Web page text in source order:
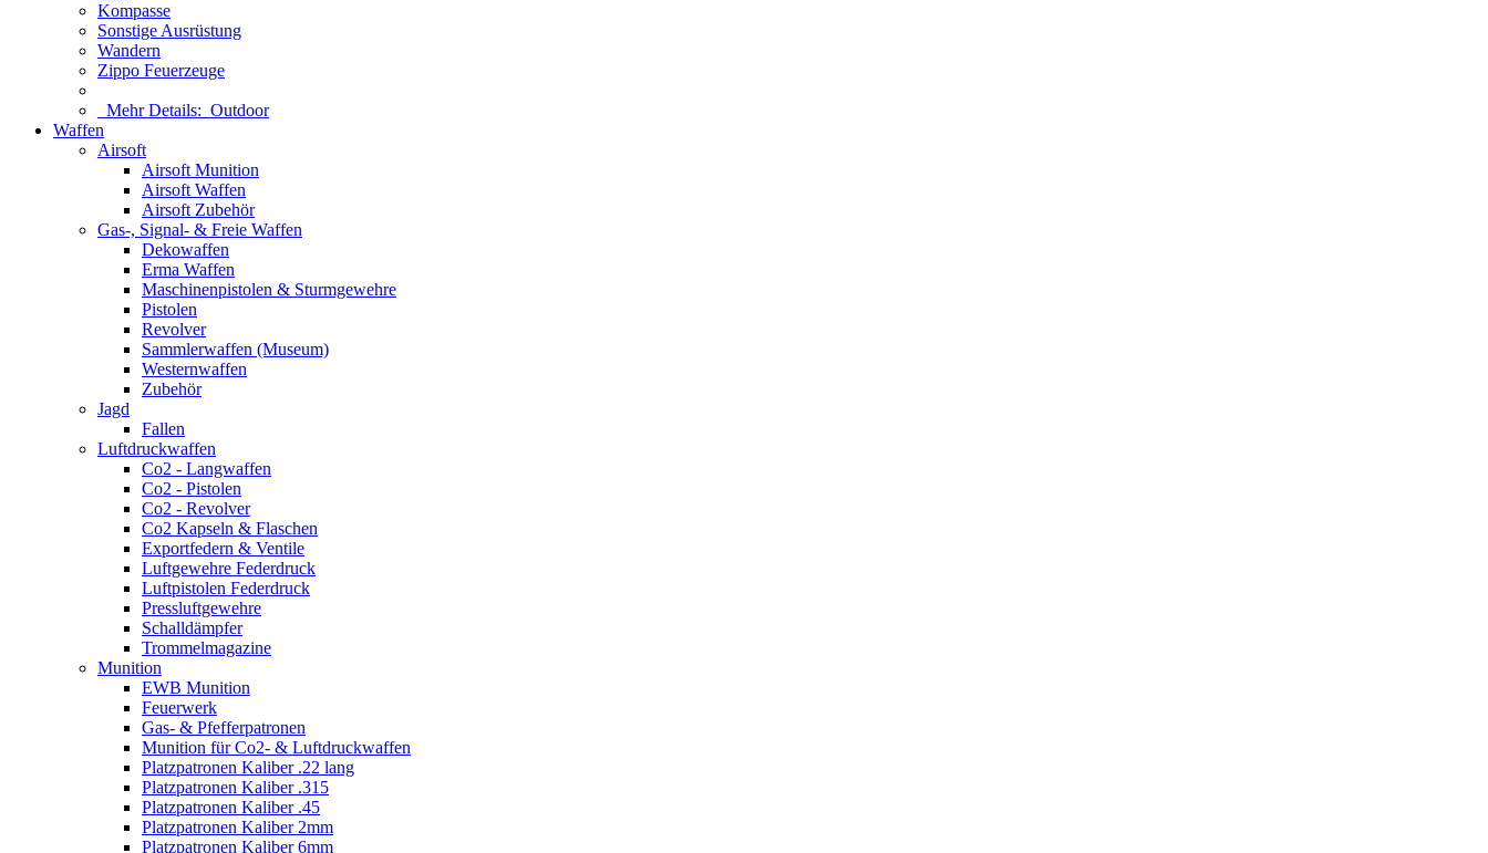
Kompasse
Sonstige Ausrüstung
Wandern
Zippo Feuerzeuge
Mehr Details: Outdoor
Waffen
Airsoft
Airsoft Munition
Airsoft Waffen
Airsoft Zubehör
Gas-, Signal- & Freie Waffen
Dekowaffen
Erma Waffen
Maschinenpistolen & Sturmgewehre
Pistolen
Revolver
Sammlerwaffen (Museum)
Westernwaffen
Zubehör
Jagd
Fallen
Luftdruckwaffen
Co2 - Langwaffen
Co2 - Pistolen
Co2 - Revolver
Co2 Kapseln & Flaschen
Exportfedern & Ventile
Luftgewehre Federdruck
Luftpistolen Federdruck
Pressluftgewehre
Schalldämpfer
Trommelmagazine
Munition
EWB Munition
Feuerwerk
Gas- & Pfefferpatronen
Munition für Co2- & Luftdruckwaffen
Platzpatronen Kaliber .22 lang
Platzpatronen Kaliber .315
Platzpatronen Kaliber .45
Platzpatronen Kaliber 2mm
Platzpatronen Kaliber 6mm